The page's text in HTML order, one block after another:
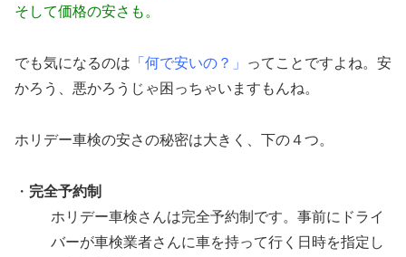
そして価格の安さも。
でも気になるのは 「何で安いの？」
ってことですよね。安
かろう、悪かろうじゃ困っちゃいますもんね。
ホリデー車検の安さの秘密は大きく、下の４つ。
・ 完全予約制
ホリデー車検さんは完全予約制です。事前にドライ
バーが車検業者さんに車を持って行く日時を指定し